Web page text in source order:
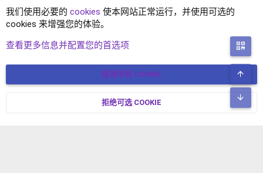
XENFORO2.1 主题
简体中文 联系我们
© COPYRIGHT 2017-2026 XENFORO中文社区 版权所有 冀ICP备
我们使用必要的 cookies 使本网站正常运行，并使用可选的
cookies 来增强您的体验。
查看更多信息并配置您的首选项
接受所有 COOKIE
拒绝可选 COOKIE